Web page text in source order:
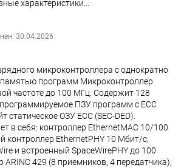
характеристики...
30.04.2026
микроконтроллера с однократно
программ Микроконтроллер
частоте до 100 МГц. Содержит 128
ПЗУ программ c ECC
статическое ОЗУ ECC (SEC-DED).
в себя: контроллер EthernetMAC 10/100
контроллер EthernetPHY 10 Мбит/с;
и встроенный SpaceWirePHY до 100
ARINC 429 (8 приемников, 4 передатчика);